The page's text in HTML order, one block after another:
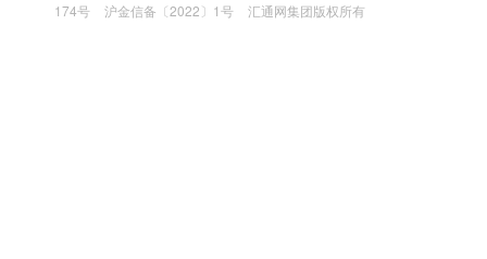
174号
沪金信备〔2022〕1号 汇通网集团版权所有